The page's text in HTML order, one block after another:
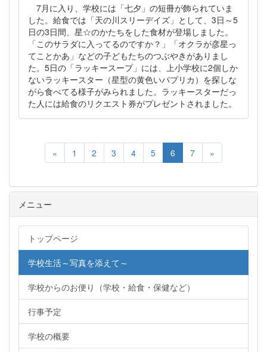
7月に入り、学校には「七夕」の短冊が飾られていま
した。給食では「天の川スリーデイズ」として、3日～5
日の3日間、星☆のかたちをした食材が登場しました。
「このサラダに入ってるのですか？」「オクラが彦星っ
てことかあ」などの子どもたちのつぶやきがありまし
た。5日の「ラッキースープ」には、上小学校に2個しか
ないラッキースター（星型の黄色いパプリカ）を探しな
がら食べてる様子がみられました。ラッキースターだっ
た人には給食のリクエスト券がプレゼントされました。
« 1 2 3 4 5 6 7 »
メニュー
トップページ
学校生活～写真を添えて～
学校からのお便り（学校・給食・保健など）
行事予定
学校の概要